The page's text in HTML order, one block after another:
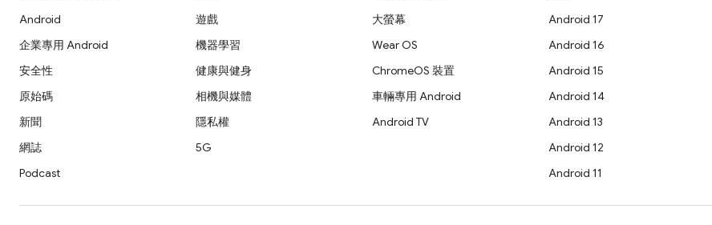
Android
企業專用 Android
安全性
原始碼
新聞
網誌
Podcast
遊戲
機器學習
健康與健身
相機與媒體
隱私權
5G
大螢幕
Wear OS
ChromeOS 裝置
車輛專用 Android
Android TV
Android 17
Android 16
Android 15
Android 14
Android 13
Android 12
Android 11